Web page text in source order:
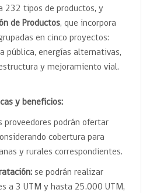
232 tipos de productos, y
de Productos, que incorpora
en cinco proyectos:
pública, energías alternativas,
y mejoramiento vial.
y beneficios:
proveedores podrán ofertar
cobertura para
y rurales correspondientes.
se podrán realizar
a 3 UTM y hasta 25.000 UTM,